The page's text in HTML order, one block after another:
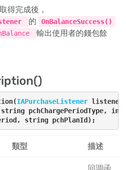
得完成後，
的 OnBalanceSuccess()
輸出使用者的錢包餘
IAPurchaseListener listener,
pchChargePeriodType, int
string pchPlanId);
類型 描述
回調函